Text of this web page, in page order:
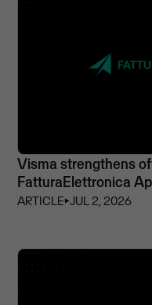
Visma strengthens
FatturaElettronica
ARTICLE⏵JUL 2, 2026